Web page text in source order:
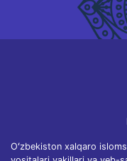
Oʻzbekiston xalqaro